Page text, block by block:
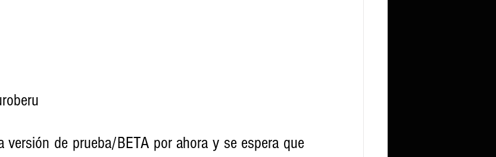
versión de prueba/BETA por ahora y se espera que